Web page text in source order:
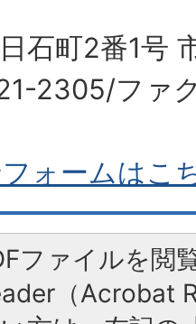
石町2番1号
2305/ファ
ォームはこ
ファイルを閲
（Acrobat